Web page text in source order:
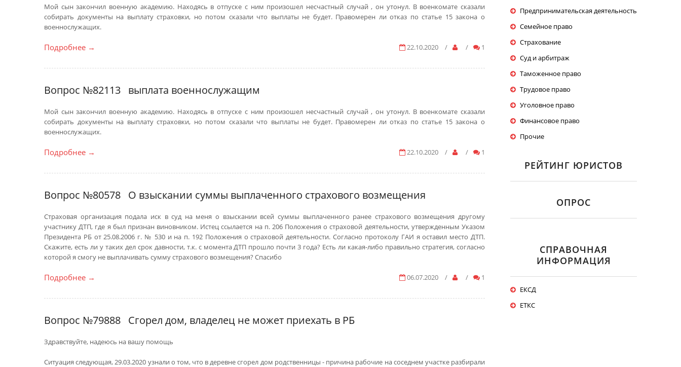
Мой сын закончил военную академию. Находясь в отпуске с ним произошел несчастный случай , он утонул. В военкомате сказали
собирать документы на выплату страховки, но потом сказали что выплаты не будет. Правомерен ли отказ по статье 15 закона о
военнослужащих.
22.10.2020 / / 1
Подробнее →
Вопрос №82113 выплата военнослужащим
Мой сын закончил военную академию. Находясь в отпуске с ним произошел несчастный случай , он утонул. В военкомате сказали
собирать документы на выплату страховки, но потом сказали что выплаты не будет. Правомерен ли отказ по статье 15 закона о
военнослужащих.
22.10.2020 / / 1
Подробнее →
Вопрос №80578 О взыскании суммы выплаченного страхового возмещения
Cтраховая организация подала иск в суд на меня о взыскании всей суммы выплаченного ранее страхового возмещения другому
участнику ДТП, где я был признан виновником. Истец ссылается на п. 206 Положения о страховой деятельности, утвержденным Указом
Президента РБ от 25.08.2006 г. № 530 и на п. 192 Положения о страховой деятельности. Согласно протоколу ГАИ я оставил место ДТП.
Скажите, есть ли у таких дел срок давности, т.к. с момента ДТП прошло почти 3 года? Есть ли какая-либо правильно стратегия, согласно
которой я смогу не выплачивать сумму страхового возмещения? Спасибо
06.07.2020 / / 1
Подробнее →
Вопрос №79888 Сгорел дом, владелец не может приехать в РБ
Здравствуйте, надеюсь на вашу помощь
Ситуация следующая, 29.03.2020 узнали о том, что в деревне сгорел дом родственницы - причина рабочие на соседнем участке разбирали
Предпринимательская деятельность
Семейное право
Страхование
Суд и арбитраж
Таможенное право
Трудовое право
Уголовное право
Финансовое право
Прочие
РЕЙТИНГ ЮРИСТОВ
ОПРОС
СПРАВОЧНАЯ
ИНФОРМАЦИЯ
ЕКСД
ЕТКС